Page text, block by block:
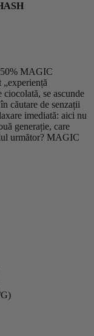
50% MAGIC
se ascunde
căutare de senzații
imediată: aici nu
generație, care
următor? MAGIC